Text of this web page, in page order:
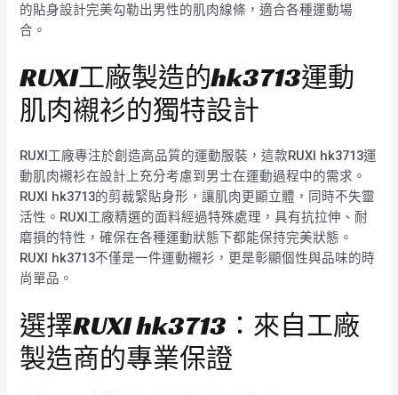
的貼身設計完美勾勒出男性的肌肉線條，適合各種運動場
合。
RUXI工廠製造的hk3713運動
肌肉襯衫的獨特設計
RUXI工廠專注於創造高品質的運動服裝，這款RUXI hk3713運
動肌肉襯衫在設計上充分考慮到男士在運動過程中的需求。
RUXI hk3713的剪裁緊貼身形，讓肌肉更顯立體，同時不失靈
活性。RUXI工廠精選的面料經過特殊處理，具有抗拉伸、耐
磨損的特性，確保在各種運動狀態下都能保持完美狀態。
RUXI hk3713不僅是一件運動襯衫，更是彰顯個性與品味的時
尚單品。
選擇RUXI hk3713：來自工廠
製造商的專業保證